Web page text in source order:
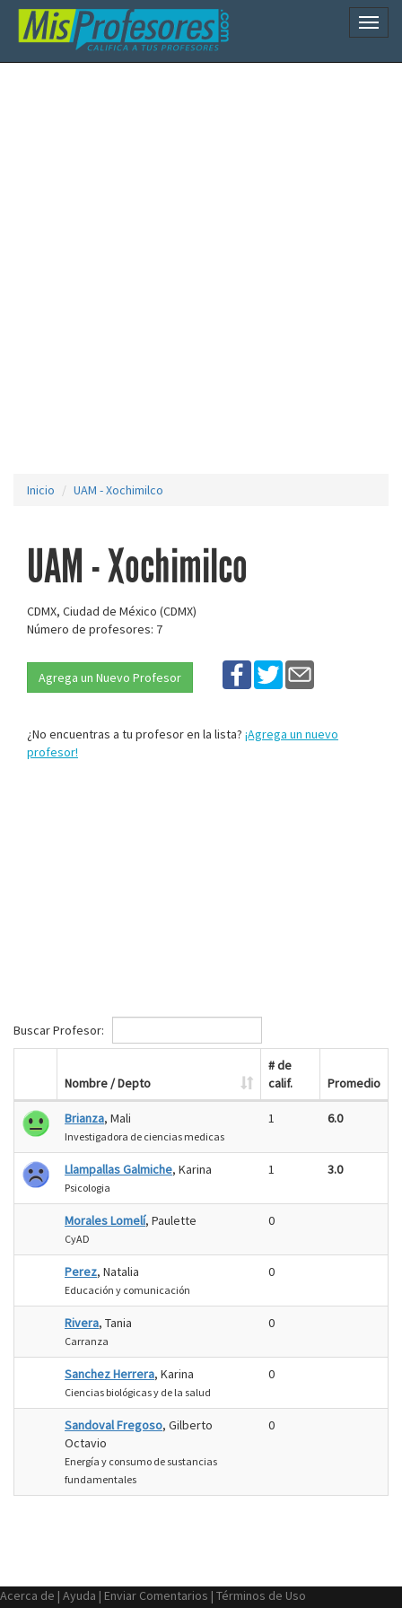
Inicio UAM - Xochimilco
UAM - Xochimilco
CDMX, Ciudad de México (CDMX)
Número de profesores: 7
Agrega un Nuevo Profesor
¿No encuentras a tu profesor en la lista? ¡Agrega un nuevo
profesor!
Buscar Profesor:
Nombre / Depto
# de
calif.
Promedio
Brianza, Mali
Investigadora de ciencias medicas
1 6.0
Llampallas Galmiche, Karina
Psicologia
1 3.0
Morales Lomelí, Paulette
CyAD
0
Perez, Natalia
Educación y comunicación
0
Rivera, Tania
Carranza
0
Sanchez Herrera, Karina
Ciencias biológicas y de la salud
0
Sandoval Fregoso, Gilberto
Octavio
Energía y consumo de sustancias
fundamentales
0
Acerca de | Ayuda | Enviar Comentarios | Términos de Uso